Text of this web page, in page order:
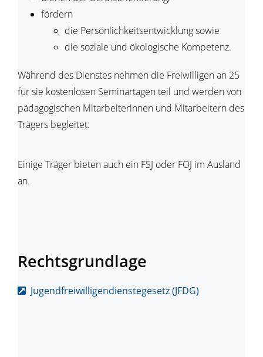
fördern
die Persönlichkeitsentwicklung sowie
die soziale und ökologische Kompetenz.
Während des Dienstes nehmen die Freiwilligen an 25
für sie kostenlosen Seminartagen teil und werden von
pädagogischen Mitarbeiterinnen und Mitarbeitern des
Trägers begleitet.
Einige Träger bieten auch ein FSJ oder FÖJ im Ausland
an.
Rechtsgrundlage
Jugendfreiwilligendienstegesetz (JFDG)